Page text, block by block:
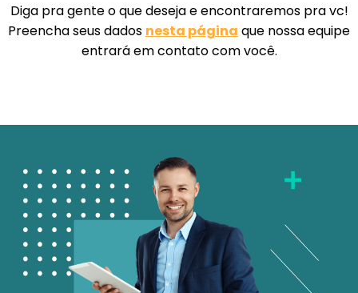
Diga pra gente o que deseja e encontraremos pra vc!
Preencha seus dados nesta página que nossa equipe
entrará em contato com você.